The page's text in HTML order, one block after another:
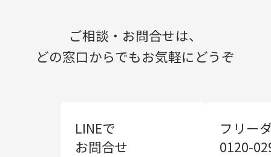
ご相談・お問合せは、
どの窓口からでもお気軽にどうぞ
LINEで
お問合せ
フリー
0120-